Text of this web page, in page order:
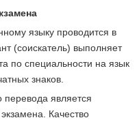
языку проводится в
(соискатель) выполняет
по специальности на язык
знаков.
является
Качество